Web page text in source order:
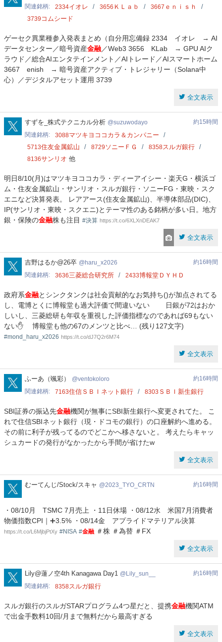
関連銘柄 2334イオレ 3656 ＫＬａｂ 3667 ｅｎｉｓｈ
3739 コムシード
ゲーセク異業種参入発表まとめ（自分用忘備録 2334 イオレ → AI
データセンター／暗号資産金融／Web3 3656 KLab → GPU AIク
ラウド／総合AIエンタテインメント／AIトレード／AIスマートホーム
3667 enish → 暗号資産アクティブ・トレジャリー（Solana中
心）／デジタルアセット運用 3739
全文表示
suzuwodayo
すずを_株式テクニカル分析 suzuwodayo
約15時間
関連銘柄
3088マツキヨココカラ＆カンパニー
5713住友金属鉱山 8729 ソニーＦＧ 8358スルガ銀行
8136サンリオ 他
明日8/10(月)はマツキヨココカラ・ディーアイシー・楽天G・横浜ゴ
ム・住友金属鉱山・サンリオ・スルガ銀行・ソニーFG・東映・スク
エニなど決算発表。 レアアース(住友金属鉱山)、半導体部品(DIC)、
IP(サンリオ・東映・スクエニ)とテーマ性のある銘柄が多い日。地方
銀・保険の金融株も注目 #決算 https://t.co/6XLXnDEAK7
全文表示
haru_x2026
吉野はるか@26卒 haru_x2026
約16時間
関連銘柄
3636三菱総合研究所 2433博報堂ＤＹＨＤ
政府系金融とシンクタンクは社会貢献的なお気持ち()が加点されてる
し、電博とくに博報堂も過大評価で間違いない 日銀が72はおか
しいし、三菱総研も年収を重視した評価指標なのであれば69もない
ない✋ 博報堂も他の67のメンツと比べ… (残り127文字)
#mond_haru_x2026 https://t.co/dJ7Q2r6M74
全文表示
ventokoloro
ふーあ（颯彩） ventokoloro
約16時間
関連銘柄
7163住信ＳＢＩネット銀行 8303 ＳＢＩ新生銀行
SBI証券の振込先金融機関が無事にSBI新生銀行へ変更されてた。 こ
れで住信SBIネット銀行（現・ドコモの銀行）の口座解約へ進める。
その前に利子が残ってるのでどこかへ移さないと。 考えたらキャッ
シュカードの発行がなかったから手間が省けたw
全文表示
2023_TYO_CRTN
むーてんじ/Stock/スキャ 2023_TYO_CRTN 約16時間
・08/10月 TSMC 7月売上 ・11日休場 ・08/12水 米国7月消費者
物価指数CPI｜➕3.5% ・08/14金 アプライドマテリアル決算
https://t.co/L6MjbjPtXy #NISA #金融 ＃株 ＃為替 ＃FX
全文表示
Lily_sun__
Lily@蓮ノ空4th Kanagawa Day1 Lily_sun__
約16時間
関連銘柄
8358スルガ銀行
スルガ銀行のスルガSTARプログラム4つ星だと、提携金融機関ATM
で出金手数料10回/月まで無料だから最高すぎる
全文表示